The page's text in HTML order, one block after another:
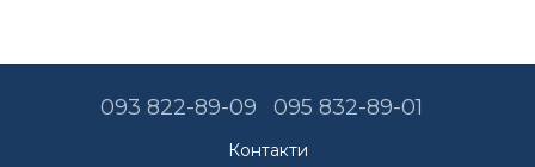
093 822-89-09 095 832-89-01
Контакти